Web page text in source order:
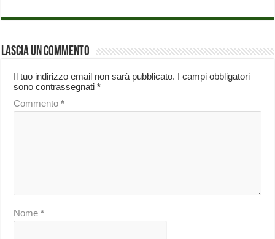
Lascia un commento
Il tuo indirizzo email non sarà pubblicato. I campi obbligatori
sono contrassegnati*
Commento*
Nome*